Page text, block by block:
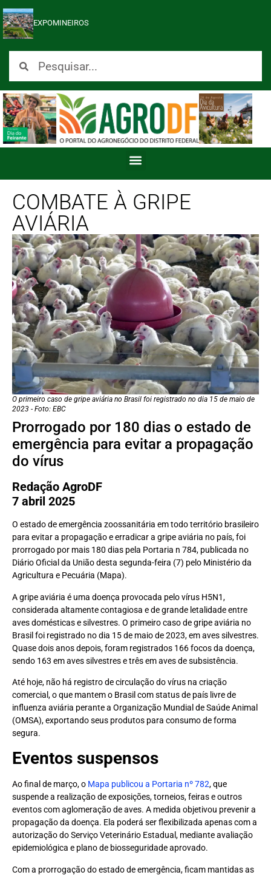
EXPOMINEIROS
COMBATE À GRIPE
AVIÁRIA
O primeiro caso de gripe aviária no Brasil foi registrado no dia 15 de maio de
2023 - Foto: EBC
Prorrogado por 180 dias o estado de
emergência para evitar a propagação
do vírus
Redação AgroDF
7 abril 2025
O estado de emergência zoossanitária em todo território brasileiro
para evitar a propagação e erradicar a gripe aviária no país, foi
prorrogado por mais 180 dias pela Portaria n 784, publicada no
Diário Oficial da União desta segunda-feira (7) pelo Ministério da
Agricultura e Pecuária (Mapa).
A gripe aviária é uma doença provocada pelo vírus H5N1,
considerada altamente contagiosa e de grande letalidade entre
aves domésticas e silvestres. O primeiro caso de gripe aviária no
Brasil foi registrado no dia 15 de maio de 2023, em aves silvestres.
Quase dois anos depois, foram registrados 166 focos da doença,
sendo 163 em aves silvestres e três em aves de subsistência.
Até hoje, não há registro de circulação do vírus na criação
comercial, o que mantem o Brasil com status de país livre de
influenza aviária perante a Organização Mundial de Saúde Animal
(OMSA), exportando seus produtos para consumo de forma
segura.
Eventos suspensos
Ao final de março, o Mapa publicou a Portaria nº 782, que
suspende a realização de exposições, torneios, feiras e outros
eventos com aglomeração de aves. A medida objetivou prevenir a
propagação da doença. Ela poderá ser flexibilizada apenas com a
autorização do Serviço Veterinário Estadual, mediante avaliação
epidemiológica e plano de biosseguridade aprovado.
Com a prorrogação do estado de emergência, ficam mantidas as